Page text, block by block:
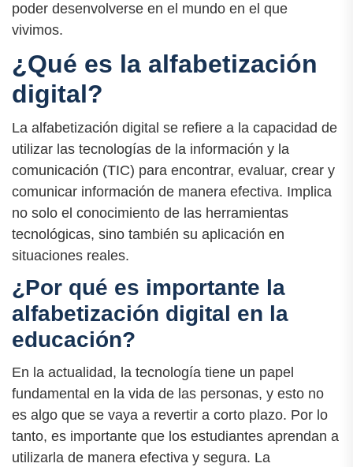
poder desenvolverse en el mundo en el que
vivimos.
¿Qué es la alfabetización
digital?
La alfabetización digital se refiere a la capacidad de
utilizar las tecnologías de la información y la
comunicación (TIC) para encontrar, evaluar, crear y
comunicar información de manera efectiva. Implica
no solo el conocimiento de las herramientas
tecnológicas, sino también su aplicación en
situaciones reales.
¿Por qué es importante la
alfabetización digital en la
educación?
En la actualidad, la tecnología tiene un papel
fundamental en la vida de las personas, y esto no
es algo que se vaya a revertir a corto plazo. Por lo
tanto, es importante que los estudiantes aprendan a
utilizarla de manera efectiva y segura. La